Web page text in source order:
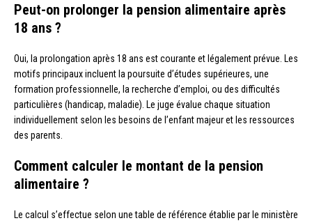
Peut-on prolonger la pension alimentaire après
18 ans ?
Oui, la prolongation après 18 ans est courante et légalement prévue. Les
motifs principaux incluent la poursuite d’études supérieures, une
formation professionnelle, la recherche d’emploi, ou des difficultés
particulières (handicap, maladie). Le juge évalue chaque situation
individuellement selon les besoins de l’enfant majeur et les ressources
des parents.
Comment calculer le montant de la pension
alimentaire ?
Le calcul s’effectue selon une table de référence établie par le ministère